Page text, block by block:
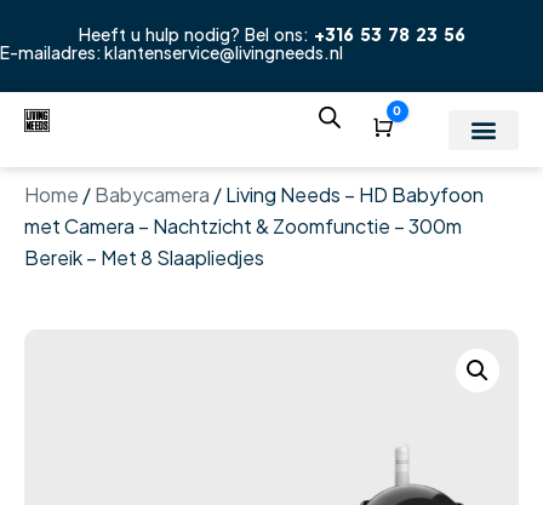
Heeft u hulp nodig? Bel ons: +316 53 78 23 56
E-mailadres:klantenservice@livingneeds.nl
Winkelwagen
0
Home /Babycamera / Living Needs – HD Babyfoon
met Camera – Nachtzicht & Zoomfunctie – 300m
Bereik – Met 8 Slaapliedjes